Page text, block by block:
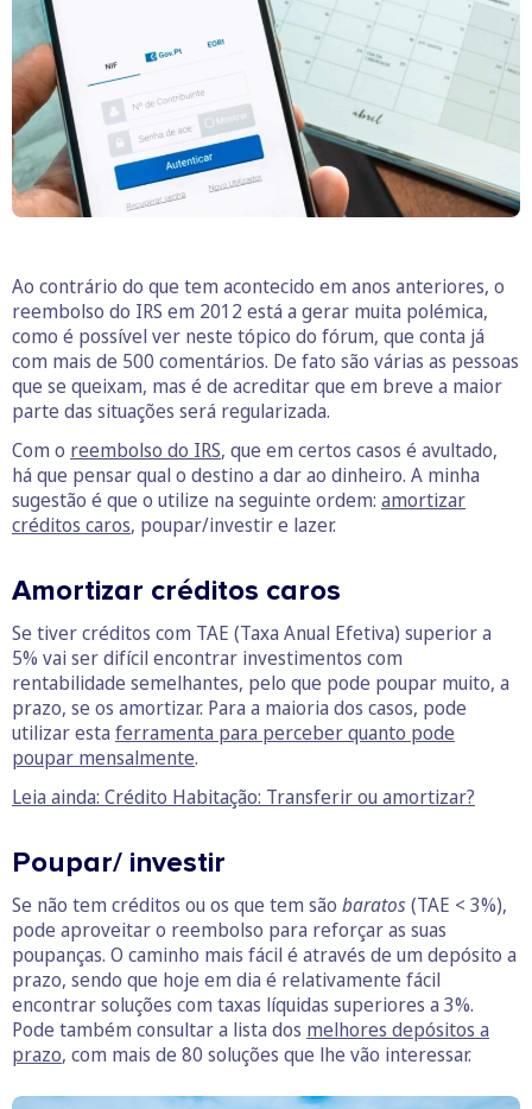
Ao contrário do que tem acontecido em anos anteriores, o
reembolso do IRS em 2012 está a gerar muita polémica,
como é possível ver neste tópico do fórum, que conta já
com mais de 500 comentários. De fato são várias as pessoas
que se queixam, mas é de acreditar que em breve a maior
parte das situações será regularizada.
Com o reembolso do IRS, que em certos casos é avultado,
há que pensar qual o destino a dar ao dinheiro. A minha
sugestão é que o utilize na seguinte ordem: amortizar
créditos caros, poupar/investir e lazer.
Amortizar créditos caros
Se tiver créditos com TAE (Taxa Anual Efetiva) superior a
5% vai ser difícil encontrar investimentos com
rentabilidade semelhantes, pelo que pode poupar muito, a
prazo, se os amortizar. Para a maioria dos casos, pode
utilizar esta ferramenta para perceber quanto pode
poupar mensalmente.
Leia ainda: Crédito Habitação: Transferir ou amortizar?
Poupar/ investir
Se não tem créditos ou os que tem são baratos(TAE < 3%),
pode aproveitar o reembolso para reforçar as suas
poupanças. O caminho mais fácil é através de um depósito a
prazo, sendo que hoje em dia é relativamente fácil
encontrar soluções com taxas líquidas superiores a 3%.
Pode também consultar a lista dos melhores depósitos a
prazo, com mais de 80 soluções que lhe vão interessar.